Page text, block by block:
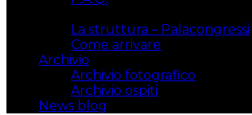
La struttura – Palacongressi
Come arrivare
Archivio
Archivio fotografico
Archivio ospiti
News blog